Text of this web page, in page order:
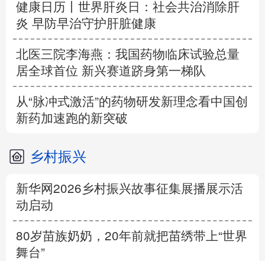
健康日历丨世界肝炎日：社会共治消除肝
炎 早防早治守护肝脏健康
北医三院李海燕：我国药物临床试验总量
居全球首位 新兴赛道跻身第一梯队
从“脉冲式激活”的药物研发新理念看中国创
新药加速跑的新突破
乡村振兴
新华网2026乡村振兴故事征集展播展示活
动启动
80岁苗族奶奶，20年前就把苗绣带上“世界
舞台”